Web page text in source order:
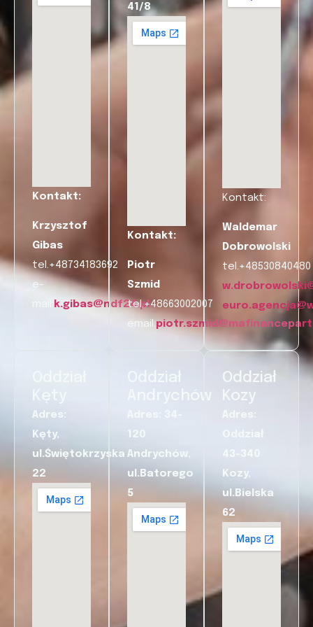
Kontakt:
Krzysztof
Gibas
tel.+48734183692
e-
k.gibas@ndf24.pl
41/8
Kontakt:
Piotr
Szmid
tel.+48663002007
email:
Kontakt:
Waldemar
Dobrowolski
tel.+48530840480
Kęty
Adres:
Kęty,
ul.Świętokrzyska
22
Oddział
Andrychów
120
Andrychów,
ul.Batorego
5
Oddział
Kozy
Adres:
Kozy,
ul.Bielska
62